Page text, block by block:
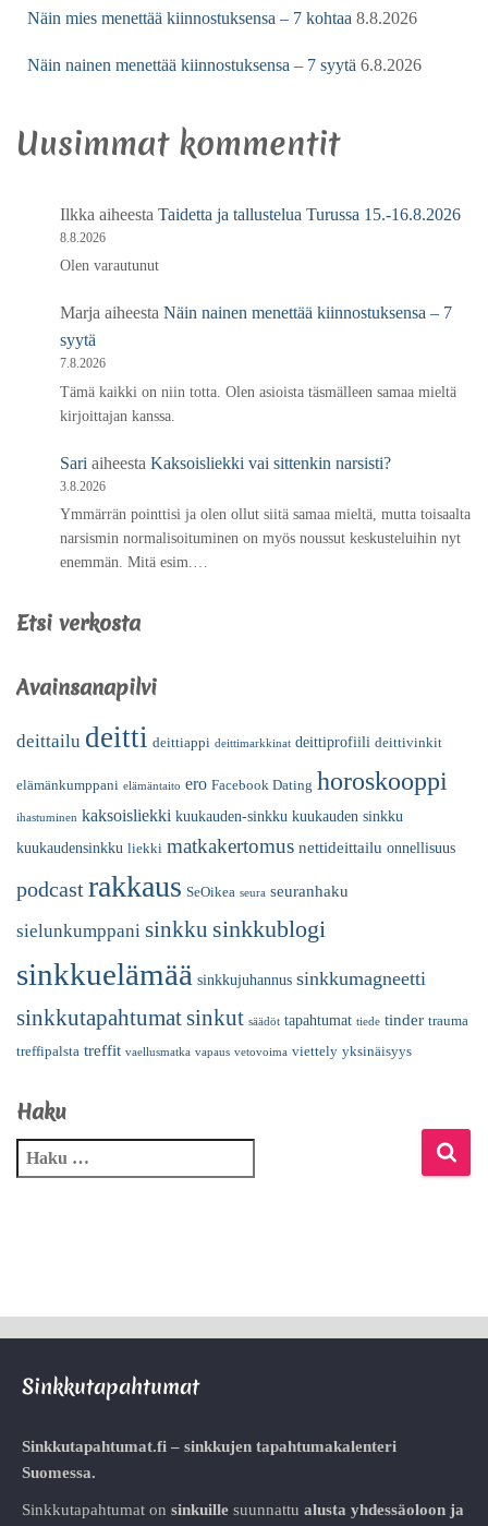
Näin mies menettää kiinnostuksensa – 7 kohtaa 8.8.2026
Näin nainen menettää kiinnostuksensa – 7 syytä 6.8.2026
Uusimmat kommentit
Ilkka aiheesta Taidetta ja tallustelua Turussa 15.-16.8.2026
8.8.2026
Olen varautunut
Marja aiheesta Näin nainen menettää kiinnostuksensa – 7
syytä
7.8.2026
Tämä kaikki on niin totta. Olen asioista täsmälleen samaa mieltä
kirjoittajan kanssa.
Sari aiheesta Kaksoisliekki vai sittenkin narsisti?
3.8.2026
Ymmärrän pointtisi ja olen ollut siitä samaa mieltä, mutta toisaalta
narsismin normalisoituminen on myös noussut keskusteluihin nyt
enemmän. Mitä esim.…
Etsi verkosta
Avainsanapilvi
deittailu deitti deittiappi deittimarkkinat deittiprofiili deittivinkit
elämänkumppani elämäntaito ero Facebook Dating horoskooppi
ihastuminen kaksoisliekki kuukauden-sinkku kuukauden sinkku
kuukaudensinkku liekki matkakertomus nettideittailu onnellisuus
podcast rakkaus SeOikea seura seuranhaku
sielunkumppani sinkku sinkkublogi
sinkkuelämää sinkkujuhannus sinkkumagneetti
sinkkutapahtumatsinkut säädöt tapahtumat tiede tinder trauma
treffipalsta treffit vaellusmatka vapaus vetovoima viettely yksinäisyys
Haku
Sinkkutapahtumat
Sinkkutapahtumat.fi – sinkkujen tapahtumakalenteri
Suomessa.
Sinkkutapahtumat on sinkuille suunnattu alusta yhdessäoloon ja